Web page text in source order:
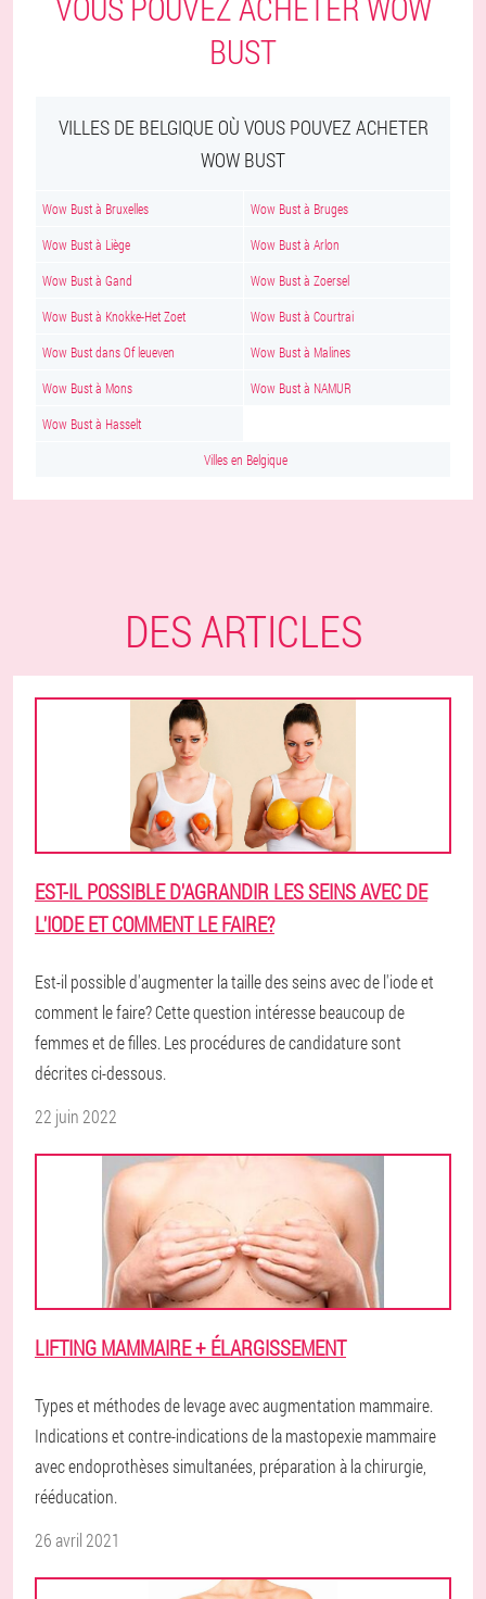
BUST
VILLES DE BELGIQUE OÙ VOUS POUVEZ ACHETER
WOW BUST
Wow Bust à Bruxelles Wow Bust à Bruges
Wow Bust à Liège Wow Bust à Arlon
Wow Bust à Gand Wow Bust à Zoersel
Wow Bust à Knokke-Het Zoet Wow Bust à Courtrai
Wow Bust dans Of leueven Wow Bust à Malines
Wow Bust à Mons Wow Bust à NAMUR
Wow Bust à Hasselt
Villes en Belgique
DES ARTICLES
EST-IL POSSIBLE D'AGRANDIR LES SEINS AVEC DE
L'IODE ET COMMENT LE FAIRE?
Est-il possible d'augmenter la taille des seins avec de l'iode et
comment le faire? Cette question intéresse beaucoup de
femmes et de filles. Les procédures de candidature sont
décrites ci-dessous.
22 juin 2022
LIFTING MAMMAIRE + ÉLARGISSEMENT
Types et méthodes de levage avec augmentation mammaire.
Indications et contre-indications de la mastopexie mammaire
avec endoprothèses simultanées, préparation à la chirurgie,
rééducation.
26 avril 2021